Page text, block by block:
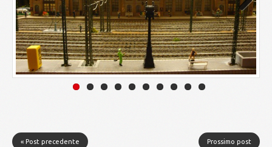
Next
« Post precedente Prossimo post